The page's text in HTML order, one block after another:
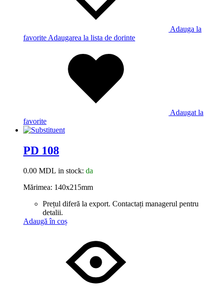
Adauga la
favorite Adaugarea la lista de dorinte
Adaugat la
favorite
PD 108
0.00 MDL in stock: da
Mărimea: 140x215mm
Prețul diferă la export. Contactați managerul pentru
detalii.
Adaugă în coș